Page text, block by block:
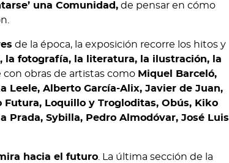
una Comunidad, de pensar en cómo
de la época, la exposición recorre los hitos y
la fotografía, la literatura, la ilustración, la
con obras de artistas como Miquel Barceló,
Leele, Alberto García-Alix, Javier de Juan,
Futura, Loquillo y Trogloditas, Obús, Kiko
Prada, Sybilla, Pedro Almodóvar, José Luis
hacia el futuro . La última sección de la